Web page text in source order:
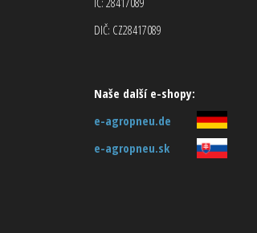
DIČ: CZ28417089
Naše další e-shopy:
e-agropneu.de
e-agropneu.sk